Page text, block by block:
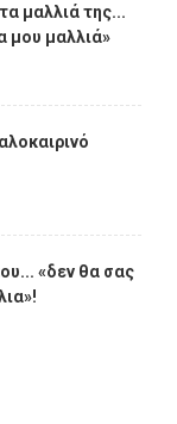
μαλλιά της...
μου μαλλιά»
«δεν θα σας